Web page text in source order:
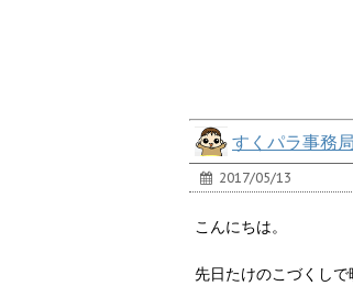
すくパラ事務局
2017/05/13
こんにちは。
先日たけのこづくしで